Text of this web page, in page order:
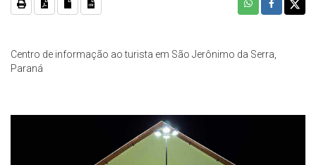
Centro de informação ao turista em São Jerônimo da Serra,
Paraná